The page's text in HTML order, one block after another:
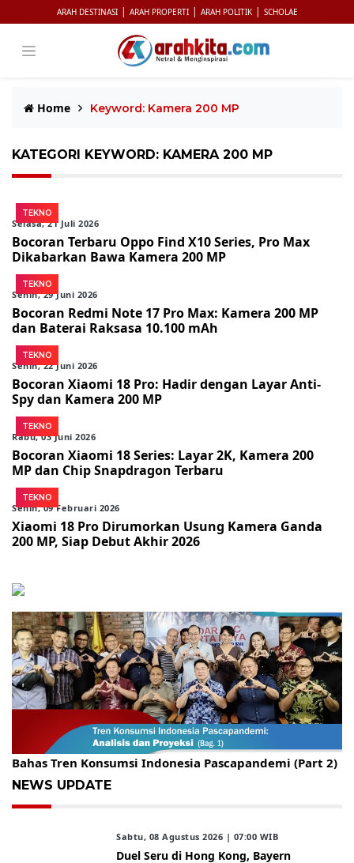
ARAH DESTINASI | ARAH PROPERTI | ARAH POLITIK | SCHOLAE
Home Keyword: Kamera 200 MP
KATEGORI KEYWORD: KAMERA 200 MP
TEKNO
Selasa, 21 Juli 2026
Bocoran Terbaru Oppo Find X10 Series, Pro Max
Dikabarkan Bawa Kamera 200 MP
TEKNO
Senin, 29 Juni 2026
Bocoran Redmi Note 17 Pro Max: Kamera 200 MP
dan Baterai Raksasa 10.100 mAh
TEKNO
Senin, 22 Juni 2026
Bocoran Xiaomi 18 Pro: Hadir dengan Layar Anti-
Spy dan Kamera 200 MP
TEKNO
Rabu, 03 Juni 2026
Bocoran Xiaomi 18 Series: Layar 2K, Kamera 200
MP dan Chip Snapdragon Terbaru
TEKNO
Senin, 09 Februari 2026
Xiaomi 18 Pro Dirumorkan Usung Kamera Ganda
200 MP, Siap Debut Akhir 2026
Gelar Kopdar, KBC Jakarta Raya Hadirkan Pakar Ritel
Bahas Tren Konsumsi Indonesia Pascapandemi (Part 2)
NEWS UPDATE
Sabtu, 08 Agustus 2026 | 07:00 WIB
Duel Seru di Hong Kong, Bayern